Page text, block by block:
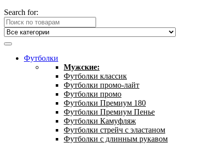
Search for:
Футболки
Мужские:
Футболки классик
Футболки промо-лайт
Футболки промо
Футболки Премиум 180
Футболки Премиум Пенье
Футболки Камуфляж
Футболки стрейч с эластаном
Футболки с длинным рукавом